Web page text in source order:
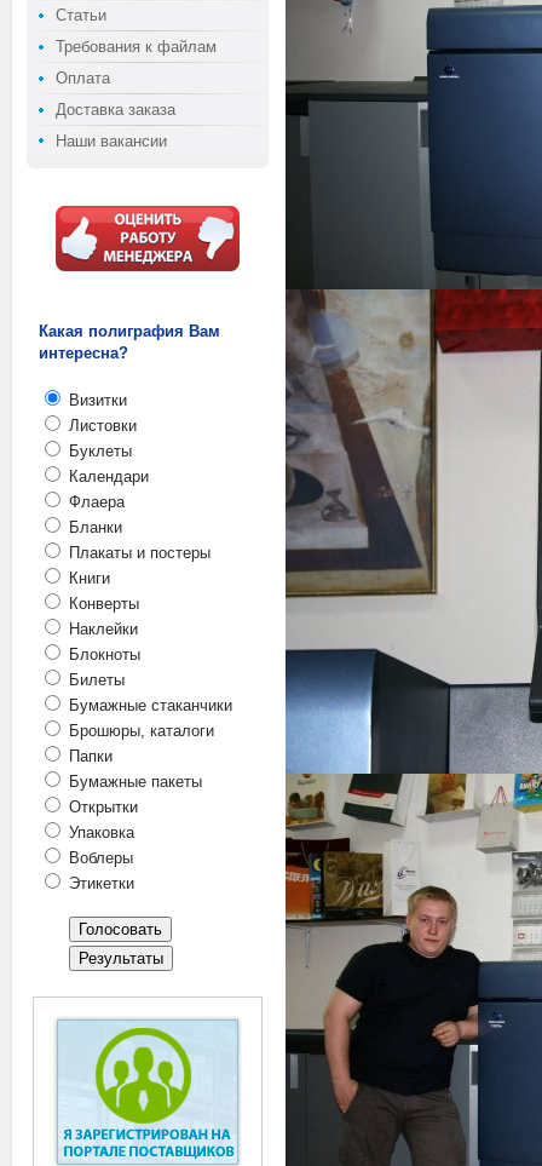
Статьи
Требования к файлам
Оплата
Доставка заказа
Наши вакансии
Какая полиграфия Вам
интересна?
Визитки
Листовки
Буклеты
Календари
Флаера
Бланки
Плакаты и постеры
Книги
Конверты
Наклейки
Блокноты
Билеты
Бумажные стаканчики
Брошюры, каталоги
Папки
Бумажные пакеты
Открытки
Упаковка
Воблеры
Этикетки